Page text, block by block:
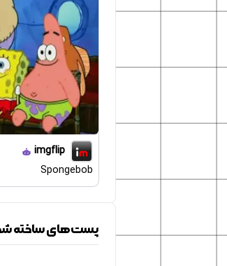
imgflip
Spongebob
پست‌های ساخته